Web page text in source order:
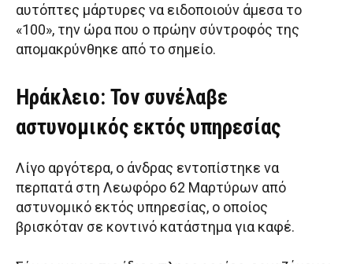
αυτόπτες μάρτυρες να ειδοποιούν άμεσα το
«100», την ώρα που ο πρώην σύντροφός της
απομακρύνθηκε από το σημείο.
Ηράκλειο: Τον συνέλαβε
αστυνομικός εκτός υπηρεσίας
Λίγο αργότερα, ο άνδρας εντοπίστηκε να
περπατά στη Λεωφόρο 62 Μαρτύρων από
αστυνομικό εκτός υπηρεσίας, ο οποίος
βρισκόταν σε κοντινό κατάστημα για καφέ.